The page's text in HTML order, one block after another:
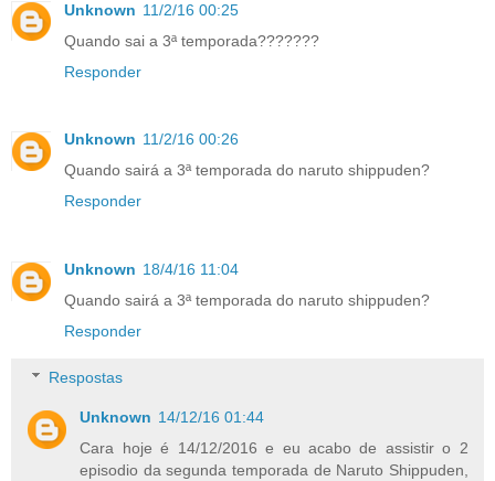
Unknown 11/2/16 00:25
Quando sai a 3ª temporada???????
Responder
Unknown 11/2/16 00:26
Quando sairá a 3ª temporada do naruto shippuden?
Responder
Unknown 18/4/16 11:04
Quando sairá a 3ª temporada do naruto shippuden?
Responder
Respostas
Unknown 14/12/16 01:44
Cara hoje é 14/12/2016 e eu acabo de assistir o 2
episodio da segunda temporada de Naruto Shippuden,